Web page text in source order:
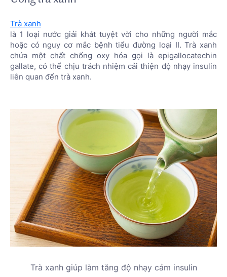
Trà xanh
là 1 loại nước giải khát tuyệt vời cho những người mắc
hoặc có nguy cơ mắc bệnh tiểu đường loại II. Trà xanh
chứa một chất chống oxy hóa gọi là epigallocatechin
gallate, có thể chịu trách nhiệm cải thiện độ nhạy insulin
liên quan đến trà xanh.
Trà xanh giúp làm tăng độ nhạy cảm insulin